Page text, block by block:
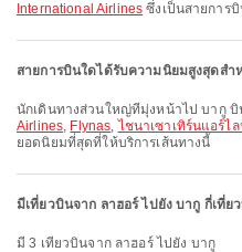
International Airlines ซึ่งเป็นสายการ
สายการบินใดได้รับความนิยมสูงสุดสำ
นักเดินทางส่วนใหญ่ที่มุ่งหน้าไป บากู บิ
Airlines, Flynas, ไชนาเซาเทิร์นแอร์ไ
ยอดนิยมที่สุดที่ให้บริการเส้นทางนี้
มีเที่ยวบินจาก ลาฮอร์ ไปยัง บากู กี่เที่ย
มี 3 เที่ยวบินจาก ลาฮอร์ ไปยัง บากู